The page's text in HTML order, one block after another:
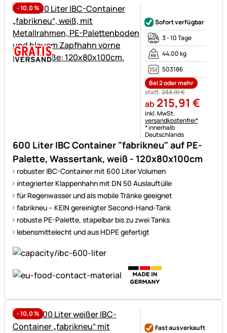
-10,0%
600 Liter IBC Container "fabrikneu" auf PE-
Palette, Wassertank, weiß - 120x80x100cm
robuster IBC-Container mit 600 Liter Volumen
integrierter Klappenhahn mit DN 50 Auslauftülle
für Regenwasser und als mobile Tränke geeignet
fabrikneu – KEIN gereinigter Second-Hand-Tank
robuste PE-Palette, stapelbar bis zu zwei Tanks
lebensmittelecht und aus HDPE gefertigt
Sofort verfügbar
3 - 10 Tage
44,00 kg
503186
Bei 2 oder mehr
statt:233,91€
ab 215,91 €
Steuerhinweis:
inkl. MwSt.
versandkostenfrei*
* innerhalb
Deutschlands
-10,0%
Fast ausverkauft